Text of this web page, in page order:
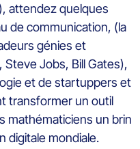
attendez quelques
de communication, (la
génies et
Jobs, Bill Gates),
et de startuppers et
transformer un outil
mathématiciens un brin
digitale mondiale.